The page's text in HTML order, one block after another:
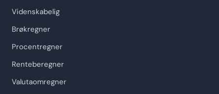
Videnskabelig
Brøkregner
Procentregner
Renteberegner
Valutaomregner